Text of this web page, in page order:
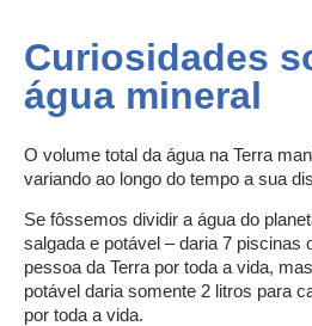
Curiosidades
água mineral
O volume total da água na Terra
variando ao longo do tempo a sua
Se fôssemos dividir a água do
salgada e potável – daria 7 piscinas
pessoa da Terra por toda a vida,
potável daria somente 2 litros para
por toda a vida.